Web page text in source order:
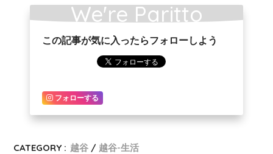
We're Paritto
Poritto!!
この記事が気に入ったらフォローしよう
フォローする
CATEGORY : 越谷 越谷-生活